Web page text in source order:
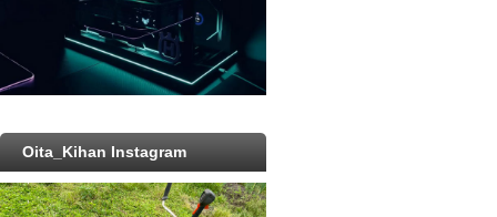
Oita_Kihan Instagram